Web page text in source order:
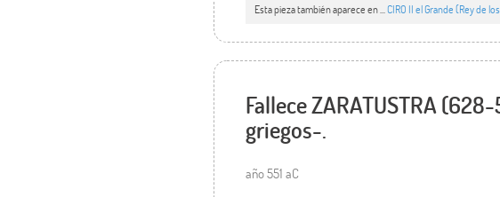
Esta pieza también aparece en ...CIRO II el Grande (Rey de
Fallece ZARATUSTRA
griegos-.
año 551 aC